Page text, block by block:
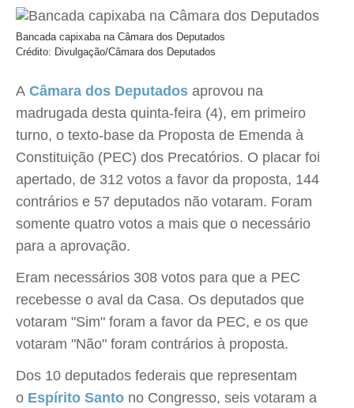
Bancada capixaba na Câmara dos Deputados
Crédito: Divulgação/Câmara dos Deputados
A Câmara dos Deputados aprovou na
madrugada desta quinta-feira (4), em primeiro
turno, o texto-base da Proposta de Emenda à
Constituição (PEC) dos Precatórios. O placar foi
apertado, de 312 votos a favor da proposta, 144
contrários e 57 deputados não votaram. Foram
somente quatro votos a mais que o necessário
para a aprovação.
Eram necessários 308 votos para que a PEC
recebesse o aval da Casa. Os deputados que
votaram "Sim" foram a favor da PEC, e os que
votaram "Não" foram contrários à proposta.
Dos 10 deputados federais que representam
o Espírito Santo no Congresso, seis votaram a